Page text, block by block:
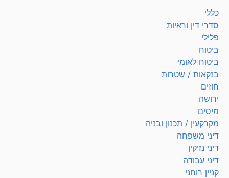
כללי
סדרי דין וראיות
פלילי
ביטוח
ביטוח לאומי
בנקאות / שטרות
חוזים
ירושה
מיסים
מקרקעין / תכנון ובניה
דיני משפחה
דיני נזיקין
דיני עבודה
קניין רוחני